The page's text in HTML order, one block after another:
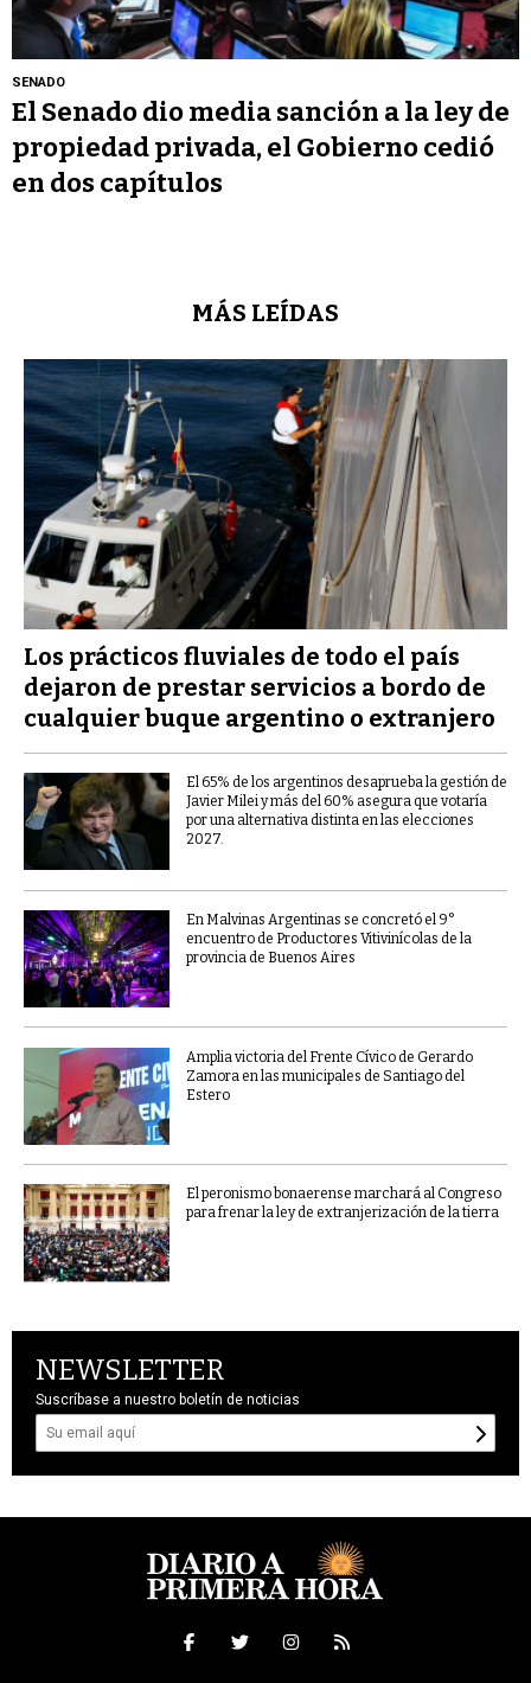
SENADO
El Senado dio media sanción a la ley de
propiedad privada, el Gobierno cedió
en dos capítulos
MÁS LEÍDAS
Los prácticos fluviales de todo el país
dejaron de prestar servicios a bordo de
cualquier buque argentino o extranjero
El 65% de los argentinos desaprueba la gestión de
Javier Milei y más del 60% asegura que votaría
por una alternativa distinta en las elecciones
2027.
En Malvinas Argentinas se concretó el 9°
encuentro de Productores Vitivinícolas de la
provincia de Buenos Aires
Amplia victoria del Frente Cívico de Gerardo
Zamora en las municipales de Santiago del
Estero
El peronismo bonaerense marchará al Congreso
para frenar la ley de extranjerización de la tierra
NEWSLETTER
Suscríbase a nuestro boletín de noticias